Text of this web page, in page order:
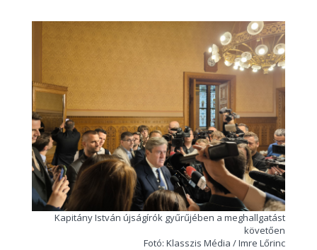
Kapitány István újságírók gyűrűjében a meghallgatást
követően
Fotó: Klasszis Média / Imre Lőrinc